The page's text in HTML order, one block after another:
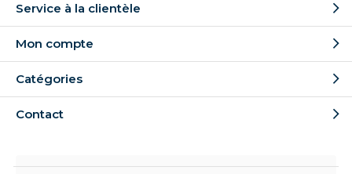
Service à la clientèle
Mon compte
Catégories
Contact